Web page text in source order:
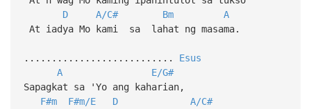
D
A/C# Bm
A
At iadya Mo kami sa lahat ng masama.
........................... Esus
A
E/G#
Sapagkat sa 'Yo ang kaharian,
F#m
F#m/E D
A/C#